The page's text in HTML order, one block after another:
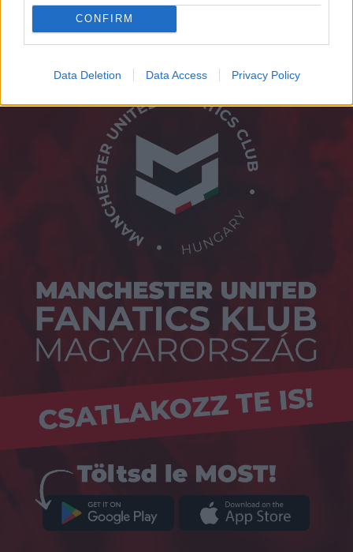
CONFIRM
Data Deletion Data Access Privacy Policy